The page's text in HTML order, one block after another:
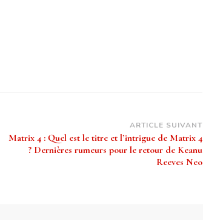
ARTICLE SUIVANT
Matrix 4 : Quel est le titre et l’intrigue de Matrix 4
? Dernières rumeurs pour le retour de Keanu
Reeves Neo